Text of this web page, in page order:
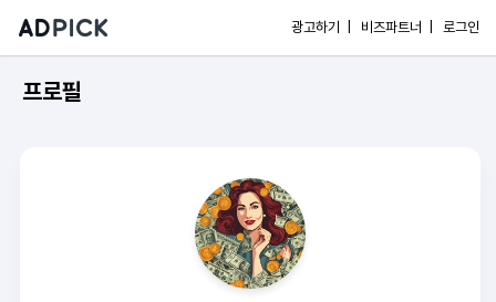
광고하기 | 비즈파트너 | 로그인
프로필